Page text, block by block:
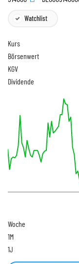
Watchlist
Kurs
Börsenwert
KGV
Dividende
Woche
1M
1J